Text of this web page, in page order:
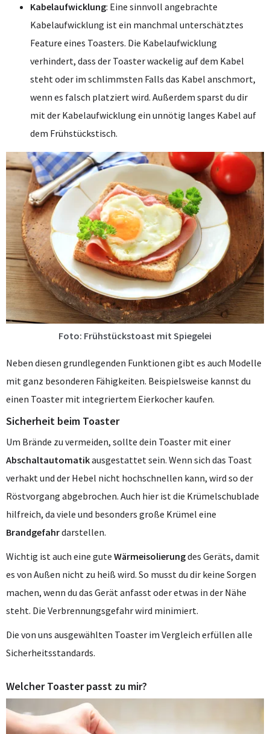
Kabelaufwicklung: Eine sinnvoll angebrachte
Kabelaufwicklung ist ein manchmal unterschätztes
Feature eines Toasters. Die Kabelaufwicklung
verhindert, dass der Toaster wackelig auf dem Kabel
steht oder im schlimmsten Falls das Kabel anschmort,
wenn es falsch platziert wird. Außerdem sparst du dir
mit der Kabelaufwicklung ein unnötig langes Kabel auf
dem Frühstückstisch.
Foto: Frühstückstoast mit Spiegelei
Neben diesen grundlegenden Funktionen gibt es auch Modelle
mit ganz besonderen Fähigkeiten. Beispielsweise kannst du
einen Toaster mit integriertem Eierkocher kaufen.
Sicherheit beim Toaster
Um Brände zu vermeiden, sollte dein Toaster mit einer
Abschaltautomatikausgestattet sein. Wenn sich das Toast
verhakt und der Hebel nicht hochschnellen kann, wird so der
Röstvorgang abgebrochen. Auch hier ist die Krümelschublade
hilfreich, da viele und besonders große Krümel eine
Brandgefahrdarstellen.
Wichtig ist auch eine gute Wärmeisolierungdes Geräts, damit
es von Außen nicht zu heiß wird. So musst du dir keine Sorgen
machen, wenn du das Gerät anfasst oder etwas in der Nähe
steht. Die Verbrennungsgefahr wird minimiert.
Die von uns ausgewählten Toaster im Vergleich erfüllen alle
Sicherheitsstandards.
Welcher Toaster passt zu mir?